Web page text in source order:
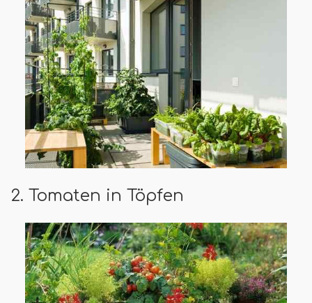
2. Tomaten in Töpfen